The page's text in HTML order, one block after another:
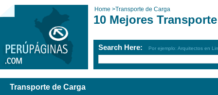
Home >Transporte de Carga
10 Mejores
Search Here: Por ejemplo: Arquitectos en
Transporte de Carga